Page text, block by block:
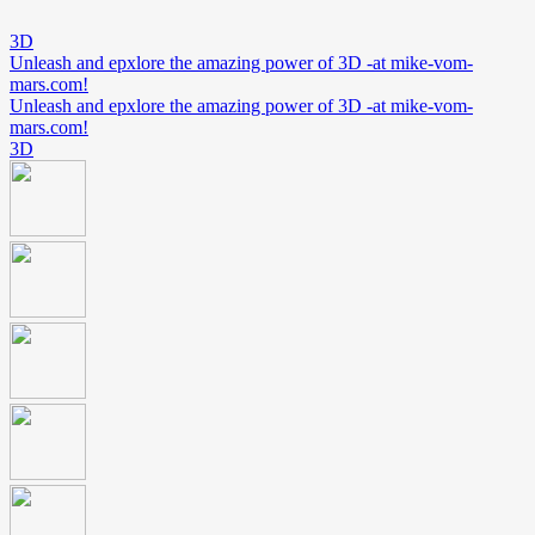
3D
Unleash and epxlore the amazing power of 3D -at mike-vom-
mars.com!
Unleash and epxlore the amazing power of 3D -at mike-vom-
mars.com!
3D